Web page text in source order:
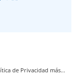
de Privacidad más...